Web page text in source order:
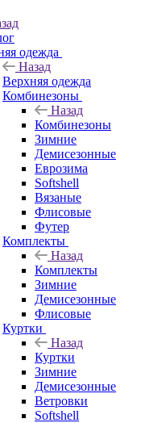
одежда
Назад
Верхняя одежда
Комбинезоны
Назад
Комбинезоны
Зимние
Демисезонные
Еврозима
Softshell
Вязаные
Флисовые
Футер
Комплекты
Назад
Комплекты
Зимние
Демисезонные
Флисовые
Куртки
Назад
Куртки
Зимние
Демисезонные
Ветровки
Softshell